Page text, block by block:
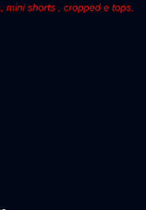
mini shorts , cropped e tops.